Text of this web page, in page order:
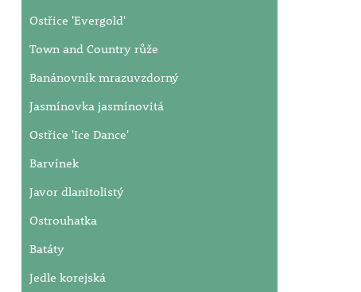
Ostřice 'Evergold'
Town and Country růže
Banánovník mrazuvzdorný
Jasmínovka jasmínovitá
Ostřice 'Ice Dance'
Barvínek
Javor dlanitolistý
Ostrouhatka
Batáty
Jedle korejská